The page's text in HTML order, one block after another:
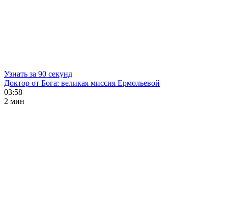
Узнать за 90 секунд
Доктор от Бога: великая миссия Ермольевой
03:58
2 мин